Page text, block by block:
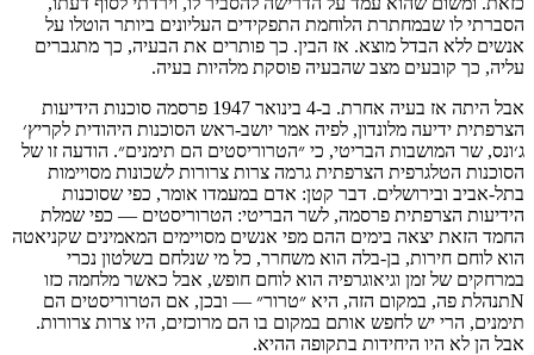
הסברתי לו שבמחתרת הלוחמת התפקידים העליונים ביותר הוטלו על
אנשים ללא הבדל מוצא. אז הבין. כך פותרים את הבעיה, כך מתגברים
עליה, כך קובעים מצב שהבעיה פוסקת מלהיות בעיה.
אבל היתה אז בעיה אחרת. ב-4 בינואר 1947 פרסמה סוכנות הידיעות
הצרפתית ידיעה מלונדון, לפיה אמר יושב-ראש הסוכנות היהודית לקריץ׳
ג׳ונס, שר המושבות הבריטי, כי ״הטרוריסטים הם תימנים״. הודעה זו של
הסוכנות הטלגרפית הצרפתית גרמה צרות צרורות לשכונות מסויימות
בתל-אביב ובירושלים. דבר קטן: אדם במעמדו אומר, כפי שסוכנות
הידיעות הצרפתית פרסמה, לשר הבריטי: הטרוריסטים — כפי שמלת
החמד הזאת יצאה בימים ההם מפי אנשים מסויימים המאמינים שקניאטה
הוא לוחם חירות, בן-בלה הוא משחרר, כל מי שנלחם בשלטון נכרי
במרחקים של זמן וגיאוגרפיה הוא לוחם חופש, אבל כאשר מלחמה כזו
Nתנהלת פה, במקום הזה, היא ״טרור״ — ובכן, אם הטרוריסטים הם
תימנים, הרי יש לחפש אותם במקום בו הם מרוכזים, היו צרות צרורות.
אבל הן לא היו היחידות בתקופה ההיא.